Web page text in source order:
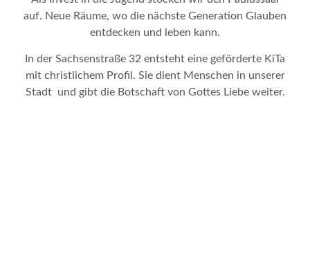
auf. Neue Räume, wo die nächste Generation Glauben
entdecken und leben kann.
In der Sachsenstraße 32 entsteht eine geförderte KiTa
mit christlichem Profil. Sie dient Menschen in unserer
Stadt und gibt die Botschaft von Gottes Liebe weiter.